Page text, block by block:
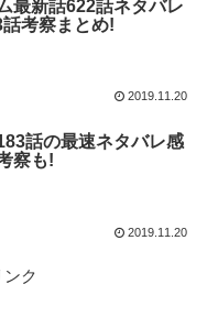
最新話622話ネタバレ
考察まとめ!
2019.11.20
話の最速ネタバレ感
察も!
2019.11.20
ク